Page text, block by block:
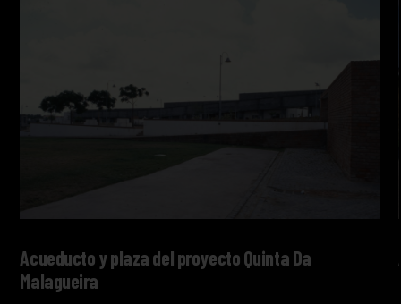
Acueducto y plaza del proyecto Quinta Da
Malagueira